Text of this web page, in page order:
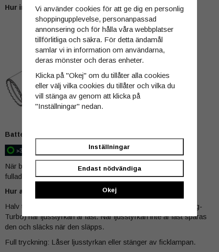
Hur installerar man batteriet?
Batteriindikator
När batteriet laddas blinkar indikatorn rött, och när den är
fulladdad blir indikatorn grön.
Hur använder man den i arbetsläge?
Halv tryckning: Växla ljusstyrkenivåer (Låg-Med1-Med2-Hög-
Turbo) när ljusstyrkan är låst. När ljusstyrkan inte är låst sparas
den och släcks när den släpps.
Full tryckning: Låser ljusstyrkan eller stänger av ficklampan.
Vi använder cookies för att ge dig en personlig
shoppingupplevelse, personanpassad
annonsering och för hålla våra webbplatser
tillförlitliga och säkra. För detta ändamål
samlar vi in information om användarna,
deras mönster och deras enheter.
Klicka på "Okej" om du tillåter alla cookies
eller välj vilka cookies du tillåter och vilka du
vill stänga av genom att klicka på
"Inställningar" nedan.
Inställningar
Endast nödvändiga
Okej